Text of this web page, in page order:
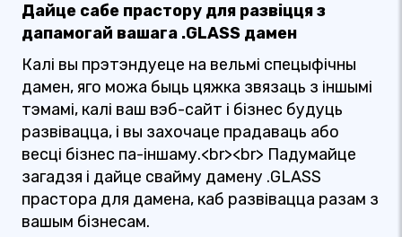
Дайце сабе прастору для развіцця з
дапамогай вашага .GLASS дамен
Калі вы прэтэндуеце на вельмі спецыфічны
дамен, яго можа быць цяжка звязаць з іншымі
тэмамі, калі ваш вэб-сайт і бізнес будуць
развівацца, і вы захочаце прадаваць або
весці бізнес па-іншаму.<br><br> Падумайце
загадзя і дайце свайму дамену .GLASS
прастора для дамена, каб развівацца разам з
вашым бізнесам.